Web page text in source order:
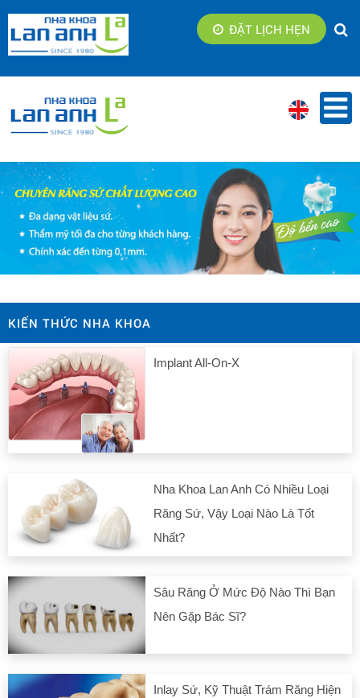
ĐẶT LỊCH HẸN
KIẾN THỨC NHA KHOA
Implant All-On-X
Nha Khoa Lan Anh Có Nhiều Loại
Răng Sứ, Vậy Loại Nào Là Tốt
Nhất?
Sâu Răng Ở Mức Độ Nào Thì Bạn
Nên Gặp Bác Sĩ?
Inlay Sứ, Kỹ Thuật Trám Răng Hiện